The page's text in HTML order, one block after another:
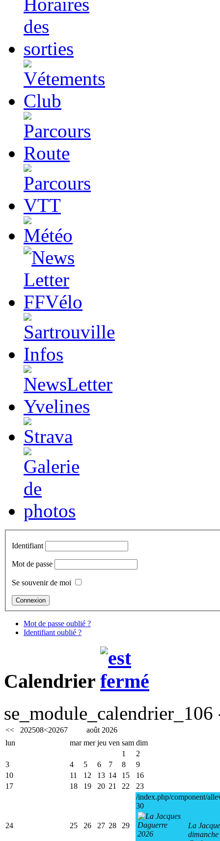
Identifiant
Mot de passe
Se souvenir de moi
Mot de passe oublié ?
Identifiant oublié ?
Calendrier
<< 202508<20267
août 2026
lun
mar mer jeu ven sam dim
1
2
3
4 5 6 7 8
9
10
11 12 13 14 15
16
17
18 19 20 21 22 23
24 25 26 27 28 29
/index.php/component/
30
La